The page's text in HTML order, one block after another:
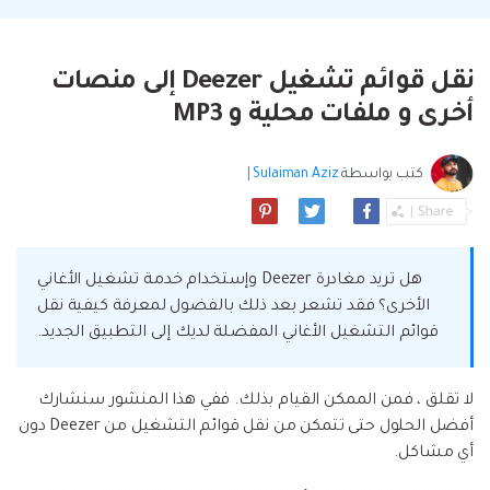
مشاهدة جميع المنتجات
Explore
ملخص
Video
Photo
Explore
ملخص
قوالب الرسم التخطيطي
Explore
ملخص
دمج ملفات PDF
محول PDF
قوالب PDF
الرقابة الأبوية والمراقبة.
MobileTrans
Repairit
استعادة الفيديو التالف.
Explore
استعادة الصور
تسجيل الدخول
Backup & Restore
على الكمبيوتر، واستعادتها بسهولة
أخرى.
تطبيقات الهاتف
Mutsapper(سابق Wutsapper)
المقالات المتميزة
تعلم المزيد
نقل قوائم تشغيل Deezer إلى منصات
أخرى و ملفات محلية و MP3
كتب بواسطةSulaiman Aziz
هل تريد مغادرة Deezer وإستخدام خدمة تشغيل الأغاني
الأخرى؟ فقد تشعر بعد ذلك بالفضول لمعرفة كيفية نقل
قوائم التشغيل الأغاني المفضلة لديك إلى التطبيق الجديد.
لا تقلق ، فمن الممكن القيام بذلك. ففي هذا المنشور سنشارك
أفضل الحلول حتى تتمكن من نقل قوائم التشغيل من Deezer دون
أي مشاكل.